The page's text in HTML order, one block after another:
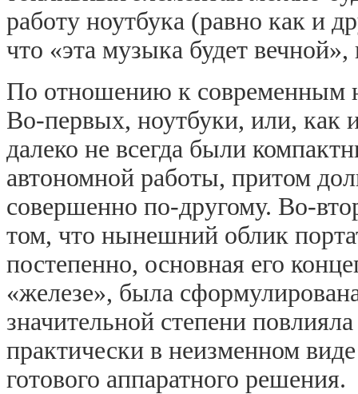
работу ноутбука (равно как и
что «эта музыка будет вечной»,
По отношению к современным
Во-первых, ноутбуки, или, как
далеко не всегда были
автономной работы, притом
совершенно по-другому. Во-
том, что нынешний облик
постепенно, основная его
«железе», была
значительной степени
практически в неизменном
готового аппаратного решения.